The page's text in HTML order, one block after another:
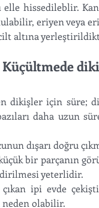
elle hissedileblir.
eriyen veya
altına
dikişler için süre;
daha uzun
dışarı doğru
bir parçanın
yeterlidir.
çıkan ipi evde
neden olabilir.